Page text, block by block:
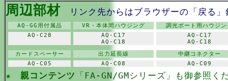
周辺部材 リンク先からはブラウザーの「戻る」
AQ-GG用付属品 VR・本体間ハウジング
調光ポート用ハウジン
AQ-C28
AQ-C17
AQ-C18
AQ-C17
AQ-C18
カードスペーサー
出力延長線
中継コネクター
AQ-C05
AQ-C08 AQ-C09
★ 親コンテンツ 「FA-GN/GMシリーズ」 も御参照く